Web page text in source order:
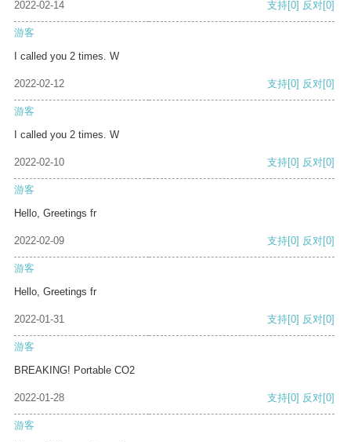
2022-02-14 支持[0] 反对[0]
游客
I called you 2 times. W
2022-02-12 支持[0] 反对[0]
游客
I called you 2 times. W
2022-02-10 支持[0] 反对[0]
游客
Hello, Greetings fr
2022-02-09 支持[0] 反对[0]
游客
Hello, Greetings fr
2022-01-31 支持[0] 反对[0]
游客
BREAKING! Portable CO2
2022-01-28 支持[0] 反对[0]
游客